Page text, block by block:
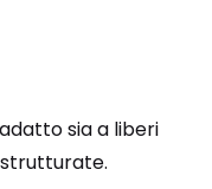
sia a liberi
strutturate.